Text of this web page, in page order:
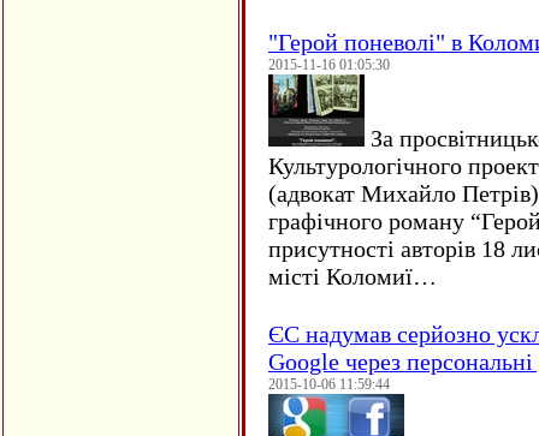
"Герой поневолі" в
2015-11-16 01:05:30
За
Культурологічного
(адвокат Михайло
графічного роману
присутності авторів 18
місті Коломиї…
ЄC надумав серйозно
Google через персональні
2015-10-06 11:59:44